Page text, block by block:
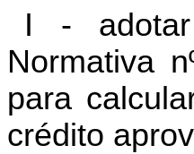
I - adotar
Normativa
para
crédito